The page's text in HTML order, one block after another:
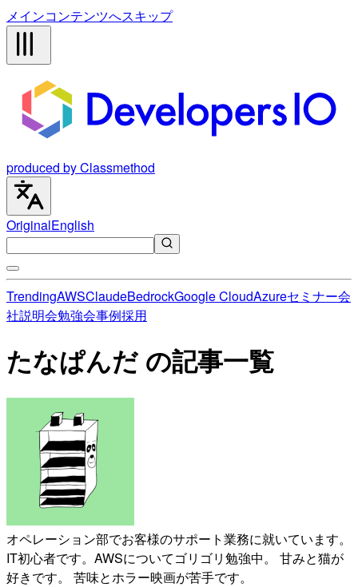
メインコンテンツへスキップ
produced by Classmethod
OriginalEnglish
TrendingAWSClaudeBedrockGoogle CloudAzureセミナー会
社説明会勉強会事例採用
たなぱんだ の記事一覧
オペレーション部でお客様のサポート業務に就いています。
IT初心者です。AWSについてゴリゴリ勉強中。 甘みと猫が
好きです。 苦味とホラー映画が苦手です。